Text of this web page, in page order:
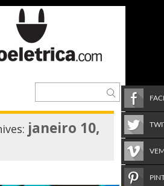
janeiro 10,